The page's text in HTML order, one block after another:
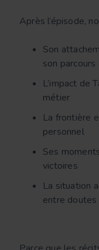
Après l’épisode,
Son
son
L’impact de
métier
La frontière
personnel
Ses
victoires
La situation
entre